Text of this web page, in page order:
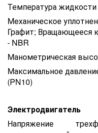
Температура
Механическое
Графит; Вращающееся
- NBR
Манометрическая
Максимальное
(PN10)
Электродвигатель
Напряжение